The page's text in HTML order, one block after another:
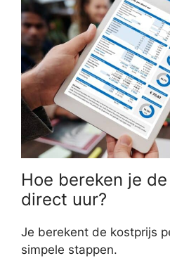
Hoe bereken je
direct uur?
Je berekent de kostprijs
simpele stappen.